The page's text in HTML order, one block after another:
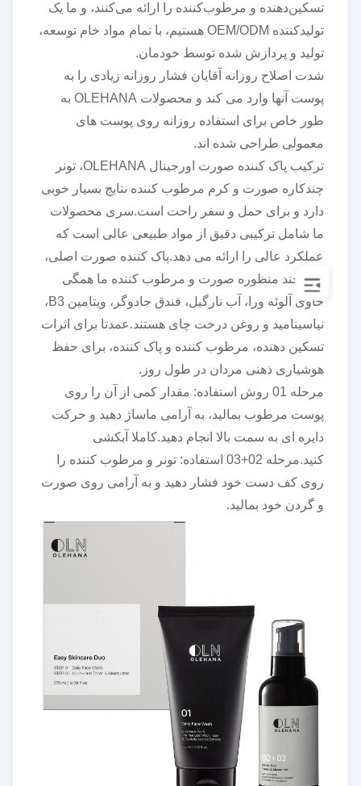
تسکین‌دهنده و مرطوب‌کننده را ارائه می‌کنند، و ما یک
تولیدکننده OEM/ODM هستیم، با تمام مواد خام توسعه،
تولید و پردازش شده توسط خودمان.
شدت اصلاح روزانه آقایان فشار روزانه زیادی را به
پوست آنها وارد می کند و محصولات OLEHANA به
طور خاص برای استفاده روزانه روی پوست های
معمولی طراحی شده اند.
ترکیب پاک کننده صورت اورجینال OLEHANA، تونر
چندکاره صورت و کرم مرطوب کننده نتایج بسیار خوبی
دارد و برای حمل و سفر راحت است.سری محصولات
ما شامل ترکیبی دقیق از مواد طبیعی عالی است که
عملکرد عالی را ارائه می دهد.پاک کننده صورت اصلی،
تونر چند منظوره صورت و مرطوب کننده ما همگی
حاوی آلوئه ورا، آب نارگیل، فندق جادوگر، ویتامین B3،
نیاسینامید و روغن درخت چای هستند.عمدتا برای اثرات
تسکین دهنده، مرطوب کننده و پاک کننده، برای حفظ
هوشیاری ذهنی مردان در طول روز.
مرحله 01 روش استفاده: مقدار کمی از آن را روی
پوست مرطوب بمالید، به آرامی ماساژ دهید و حرکت
دایره ای به سمت بالا انجام دهید.کاملا آبکشی
کنید.مرحله 02+03 استفاده: تونر و مرطوب کننده را
روی کف دست خود فشار دهید و به آرامی روی صورت
و گردن خود بمالید.